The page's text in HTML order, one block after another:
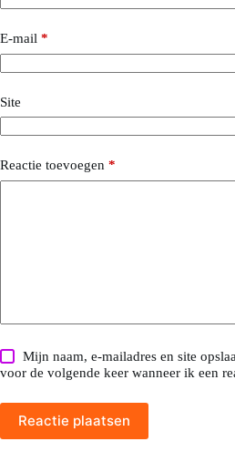
E-mail *
Site
Reactie toevoegen *
Mijn naam, e-mailadres en site
voor de volgende keer wanneer ik een
Reactie plaatsen